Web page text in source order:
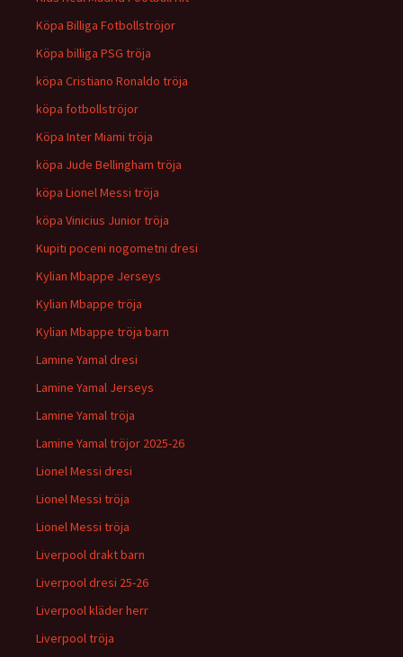
Köpa Billiga Fotbollströjor
Köpa billiga PSG tröja
köpa Cristiano Ronaldo tröja
köpa fotbollströjor
Köpa Inter Miami tröja
köpa Jude Bellingham tröja
köpa Lionel Messi tröja
köpa Vinicius Junior tröja
Kupiti poceni nogometni dresi
Kylian Mbappe Jerseys
Kylian Mbappe tröja
Kylian Mbappe tröja barn
Lamine Yamal dresi
Lamine Yamal Jerseys
Lamine Yamal tröja
Lamine Yamal tröjor 2025-26
Lionel Messi dresi
Lionel Messi tröja
Lionel Messi tröja
Liverpool drakt barn
Liverpool dresi 25-26
Liverpool kläder herr
Liverpool tröja